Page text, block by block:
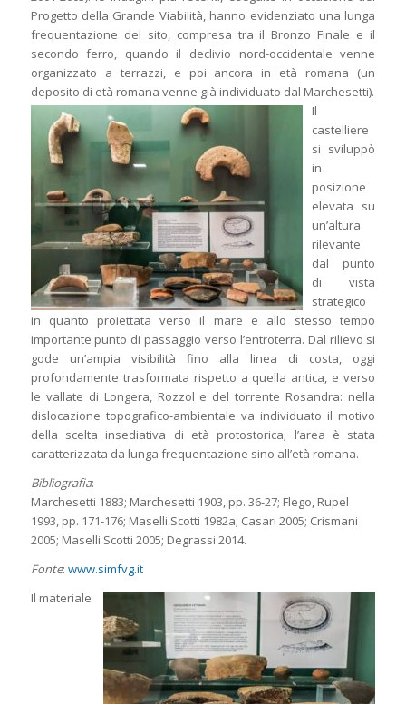
Progetto della Grande Viabilità, hanno evidenziato una lunga
frequentazione del sito, compresa tra il Bronzo Finale e il
secondo ferro, quando il declivio nord-occidentale venne
organizzato a terrazzi, e poi ancora in età romana (un
deposito di età romana venne già individuato dal Marchesetti).
Il
castelliere
si sviluppò
in
posizione
elevata su
un’altura
rilevante
dal punto
di vista
strategico
in quanto proiettata verso il mare e allo stesso tempo
importante punto di passaggio verso l’entroterra. Dal rilievo si
gode un’ampia visibilità fino alla linea di costa, oggi
profondamente trasformata rispetto a quella antica, e verso
le vallate di Longera, Rozzol e del torrente Rosandra: nella
dislocazione topografico-ambientale va individuato il motivo
della scelta insediativa di età protostorica; l’area è stata
caratterizzata da lunga frequentazione sino all’età romana.
Bibliografia:
Marchesetti 1883; Marchesetti 1903, pp. 36-27; Flego, Rupel
1993, pp. 171-176; Maselli Scotti 1982a; Casari 2005; Crismani
2005; Maselli Scotti 2005; Degrassi 2014.
Fonte: www.simfvg.it
Il materiale